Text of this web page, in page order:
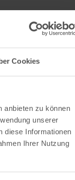
Cookies
anbieten zu können
unserer
diese Informationen
Ihrer Nutzung